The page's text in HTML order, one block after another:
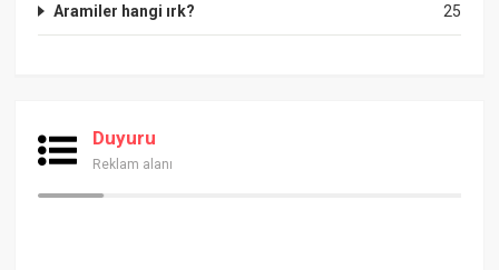
25
Aramiler hangi ırk?
Duyuru
Reklam alanı